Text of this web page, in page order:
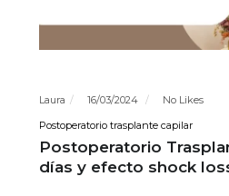
Laura 16/03/2024
No Likes
Postoperatorio trasplante capilar
Postoperatorio
días y efecto shock